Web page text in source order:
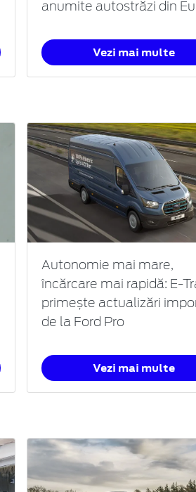
anumite autostrăzi din
Vezi mai multe
Autonomie mai mare,
încărcare mai rapidă: E-
primește actualizări
de la Ford Pro
Vezi mai multe